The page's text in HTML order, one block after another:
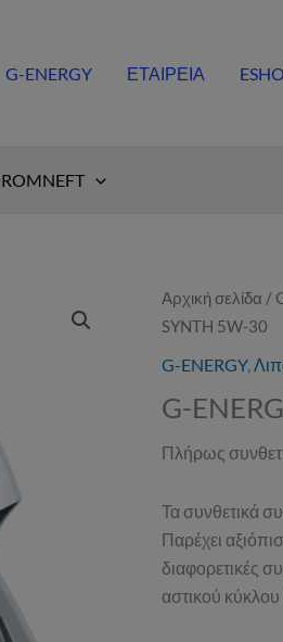
G-ENERGY ΕΤΑΙΡΕΙΑ
Αρχική σελίδα /
SYNTH 5W-30
G-ENERGY,
G-
Πλήρως
Τα συνθετικά
Παρέχει
διαφορετικές
αστικού